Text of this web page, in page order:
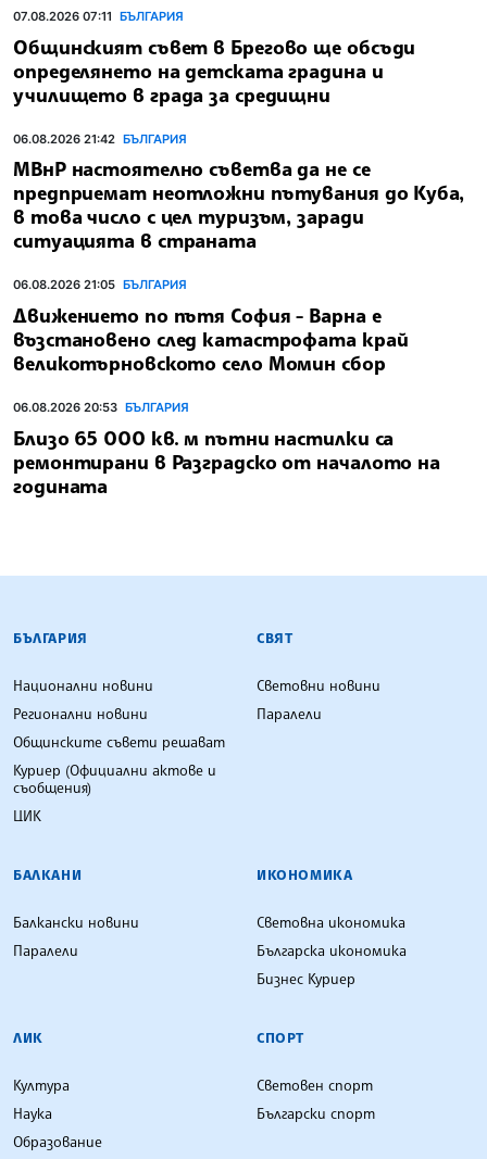
07.08.2026 07:11 БЪЛГАРИЯ
Общинският съвет в Брегово ще обсъди
определянето на детската градина и
училището в града за средищни
06.08.2026 21:42 БЪЛГАРИЯ
МВнР настоятелно съветва да не се
предприемат неотложни пътувания до Куба,
в това число с цел туризъм, заради
ситуацията в страната
06.08.2026 21:05 БЪЛГАРИЯ
Движението по пътя София - Варна е
възстановено след катастрофата край
великотърновското село Момин сбор
06.08.2026 20:53 БЪЛГАРИЯ
Близо 65 000 кв. м пътни настилки са
ремонтирани в Разградско от началото на
годината
БЪЛГАРСКА ТЕЛЕГРАФНА АГЕНЦИЯ
БЪЛГАРИЯ
Национални новини
Регионални новини
Общинските съвети решават
Куриер (Официални актове и
съобщения)
ЦИК
СВЯТ
Световни новини
Паралели
БАЛКАНИ
Балкански новини
Паралели
ИКОНОМИКА
Световна икономика
Българска икономика
Бизнес Куриер
ЛИК
Култура
Наука
Образование
СПОРТ
Световен спорт
Български спорт